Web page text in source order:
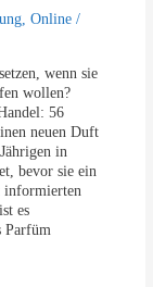
,Online /
wenn sie
wollen?
56
neuen Duft
in
bevor sie ein
informierten
es
Parfüm